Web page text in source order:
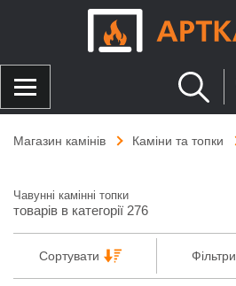
Магазин камінів Каміни та топки
Чавунні камінні топки
товарів в категорії 276
Сортувати Фільтри